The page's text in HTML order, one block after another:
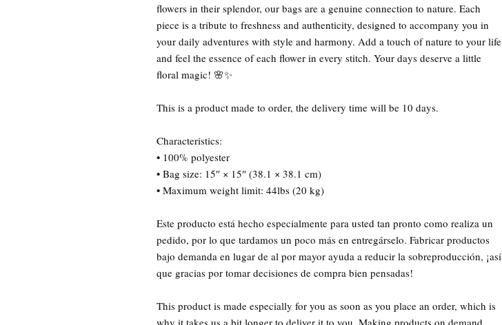
flowers in their splendor, our bags are a genuine connection to nature. Each
piece is a tribute to freshness and authenticity, designed to accompany you in
your daily adventures with style and harmony. Add a touch of nature to your life
and feel the essence of each flower in every stitch. Your days deserve a little
floral magic! 🌸✨
This is a product made to order, the delivery time will be 10 days.
Characteristics:
• 100% polyester
• Bag size: 15″ × 15″ (38.1 × 38.1 cm)
• Maximum weight limit: 44lbs (20 kg)
Este producto está hecho especialmente para usted tan pronto como realiza un
pedido, por lo que tardamos un poco más en entregárselo. Fabricar productos
bajo demanda en lugar de al por mayor ayuda a reducir la sobreproducción, ¡así
que gracias por tomar decisiones de compra bien pensadas!
This product is made especially for you as soon as you place an order, which is
why it takes us a bit longer to deliver it to you. Making products on demand